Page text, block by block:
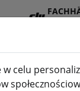
celu